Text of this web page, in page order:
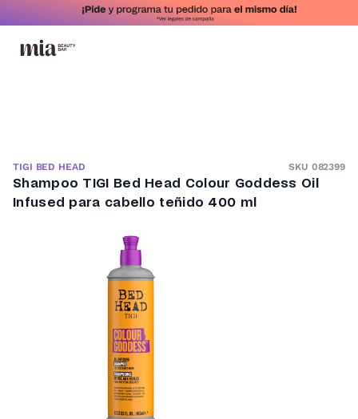
TIGI BED HEAD SKU 082399
Shampoo TIGI Bed Head Colour Goddess Oil
Infused para cabello teñido 400 ml